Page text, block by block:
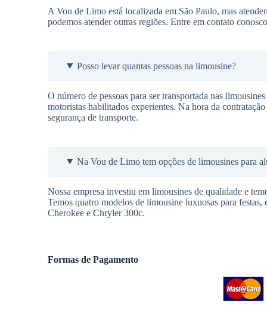
A Vou de Limo está localizada em São Paulo, mas
podemos atender outras regiões. Entre em contato
Posso levar quantas pessoas na limousine?
O número de pessoas para ser transportada nas
motoristas habilitados experientes. Na hora da
segurança de transporte.
Na Vou de Limo tem opções de limousines para
Nossa empresa investiu em limousines de qualidade e
Temos quatro modelos de limousine luxuosas para
Cherokee e Chryler 300c.
Formas de Pagamento